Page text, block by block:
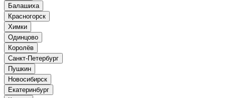
Балашиха
Красногорск
Химки
Одинцово
Королёв
Санкт-Петербург
Пушкин
Новосибирск
Екатеринбург